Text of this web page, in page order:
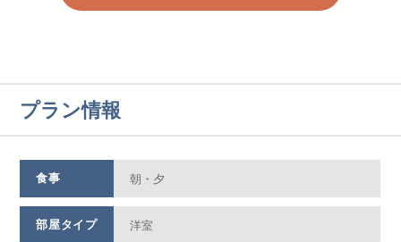
プラン情報
食事 朝・夕
部屋タイプ 洋室